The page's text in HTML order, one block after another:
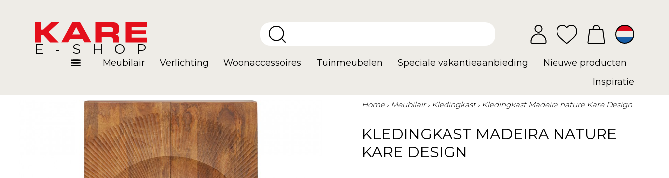
E-SHOP
Blog
Meubilair Verlichting Woonaccessoires Tuinmeubelen Speciale vakantieaanbieding
Nieuwe producten
Inspiratie
Home Meubilair Kledingkast Kledingkast Madeira nature Kare Design
KLEDINGKAST MADEIRA NATURE
KARE DESIGN